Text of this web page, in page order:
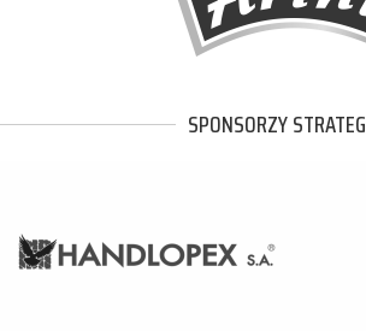
SPONSORZY